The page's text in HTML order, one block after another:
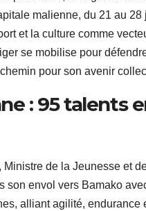
malienne, du 21 au
et la culture comme
se mobilise pour
pour son avenir
: 95 talents
de la Jeunesse et
son envol vers Bamako
alliant agilité, endurance